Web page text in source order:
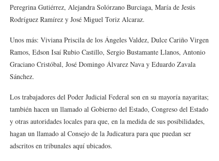
Peregrina Gutiérrez, Alejandra Solórzano Burciaga, María de Jesús
Rodríguez Ramírez y José Miguel Toriz Alcaraz.
Unos más: Viviana Priscila de los Ángeles Valdez, Dulce Cariño Virgen
Ramos, Edson Isaí Rubio Castillo, Sergio Bustamante Llanos, Antonio
Graciano Cristóbal, José Domingo Álvarez Nava y Eduardo Zavala
Sánchez.
Los trabajadores del Poder Judicial Federal son en su mayoría nayaritas;
también hacen un llamado al Gobierno del Estado, Congreso del Estado
y otras autoridades locales para que, en la medida de sus posibilidades,
hagan un llamado al Consejo de la Judicatura para que puedan ser
adscritos en tribunales aquí ubicados.